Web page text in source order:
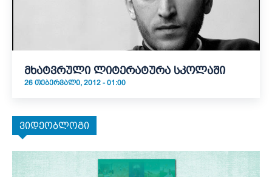
მხატვრული ლიტერატურა სკოლაში
26 ᲗᲔᲑᲔᲠᲕᲐᲚᲘ, 2012 - 01:00
ვიდეობლოგი